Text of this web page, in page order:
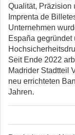
Qualität, Präzision
Imprenta de
Unternehmen
España
Seit Ende 2022
Madrider Stadtteil
neu errichteten
Jahren.